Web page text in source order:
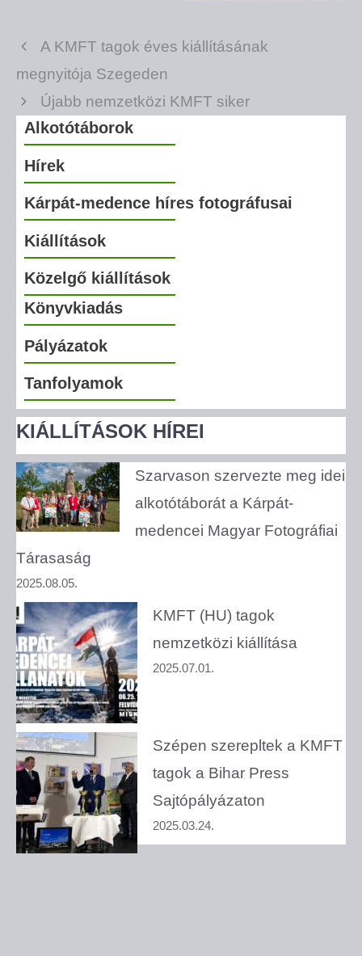
A KMFT tagok éves kiállításának
megnyitója Szegeden
Újabb nemzetközi KMFT siker
Alkotótáborok
Hírek
Kárpát-medence híres fotográfusai
Kiállítások
Közelgő kiállítások
Könyvkiadás
Pályázatok
Tanfolyamok
KIÁLLÍTÁSOK HÍREI
Szarvason szervezte meg idei
alkotótáborát a Kárpát-
medencei Magyar Fotográfiai
Tárasaság
2025.08.05.
KMFT (HU) tagok
nemzetközi kiállítása
2025.07.01.
Szépen szerepltek a KMFT
tagok a Bihar Press
Sajtópályázaton
2025.03.24.